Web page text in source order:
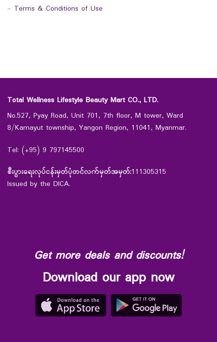
- Terms & Conditions of Use
Total Wellness Lifestyle Beauty Mart CO., LTD.
No.527, Pyay Road, Unit 701, 7th floor, M tower, Ward
8/Kamayut township, Yangon Region, 11041, Myanmar.
Tel: (+95) 9 797145500
စီးပွားရေးလုပ်ငန်းမှတ်ပုံတင်လက်မှတ်အမှတ်:111305315
Issued by the DICA.
Get more deals and discounts!
Download our app now